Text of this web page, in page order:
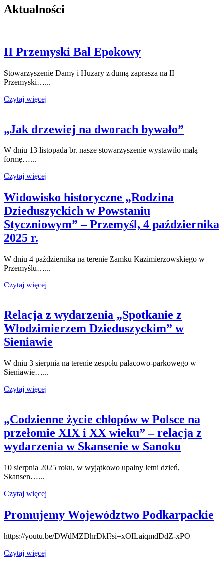
Aktualności
II Przemyski Bal Epokowy
Stowarzyszenie Damy i Huzary z dumą zaprasza na II
Przemyski…...
Czytaj więcej
„Jak drzewiej na dworach bywało”
W dniu 13 listopada br. nasze stowarzyszenie wystawiło małą
formę…...
Czytaj więcej
Widowisko historyczne „Rodzina
Dzieduszyckich w Powstaniu
Styczniowym” – Przemyśl, 4 października
2025 r.
W dniu 4 października na terenie Zamku Kazimierzowskiego w
Przemyślu…...
Czytaj więcej
Relacja z wydarzenia „Spotkanie z
Włodzimierzem Dzieduszyckim” w
Sieniawie
W dniu 3 sierpnia na terenie zespołu pałacowo-parkowego w
Sieniawie…...
Czytaj więcej
„Codzienne życie chłopów w Polsce na
przełomie XIX i XX wieku” – relacja z
wydarzenia w Skansenie w Sanoku
10 sierpnia 2025 roku, w wyjątkowo upalny letni dzień,
Skansen…...
Czytaj więcej
Promujemy Województwo Podkarpackie
https://youtu.be/DWdMZDhrDkI?si=xOILaiqmdDdZ-xPO
Czytaj więcej